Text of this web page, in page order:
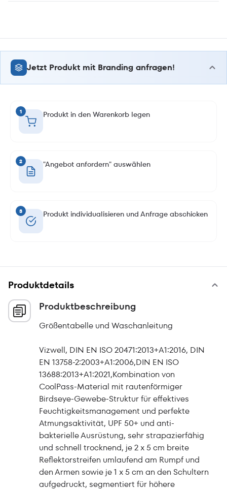
Jetzt Produkt mit Branding anfragen!
1 Produkt in den Warenkorb legen
2 "Angebot anfordern" auswählen
3 Produkt individualisieren und Anfrage abschicken
Produktdetails
Produktbeschreibung
Größentabelle und Waschanleitung
Vizwell, DIN EN ISO 20471:2013+A1:2016, DIN
EN 13758-2:2003+A1:2006,DIN EN ISO
13688:2013+A1:2021,Kombination von
CoolPass-Material mit rautenförmiger
Birdseye-Gewebe-Struktur für effektives
Feuchtigkeitsmanagement und perfekte
Atmungsaktivität, UPF 50+ und anti-
bakterielle Ausrüstung, sehr strapazierfähig
und schnell trocknend, je 2 x 5 cm breite
Reflektorstreifen umlaufend am Rumpf und
den Armen sowie je 1 x 5 cm an den Schultern
aufgedruckt, segmentiert für höhere